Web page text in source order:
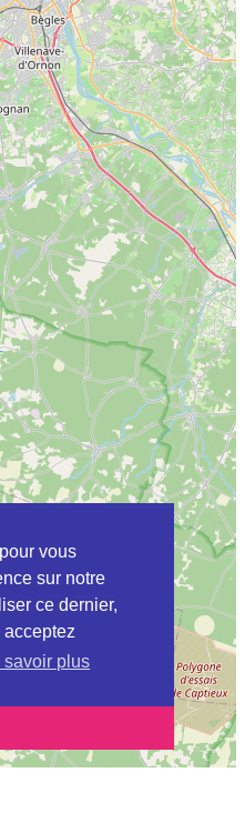
vous
sur notre
ce dernier,
savoir plus